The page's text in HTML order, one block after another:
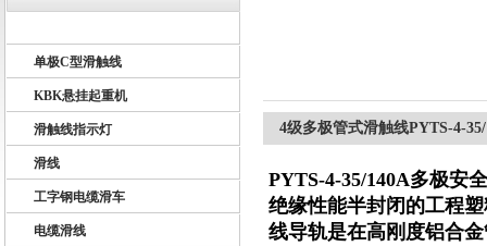
扬州市天翔电气有限公司
U10型滑触线
单极C型滑触线
KBK悬挂起重机
滑触线指示灯
滑线
工字钢电缆滑车
电缆滑线
4级多极管式滑触线PYTS-4-
PYTS-4-35/140A多极安
绝缘性能半封闭的工程
线导轨是在高刚度铝合